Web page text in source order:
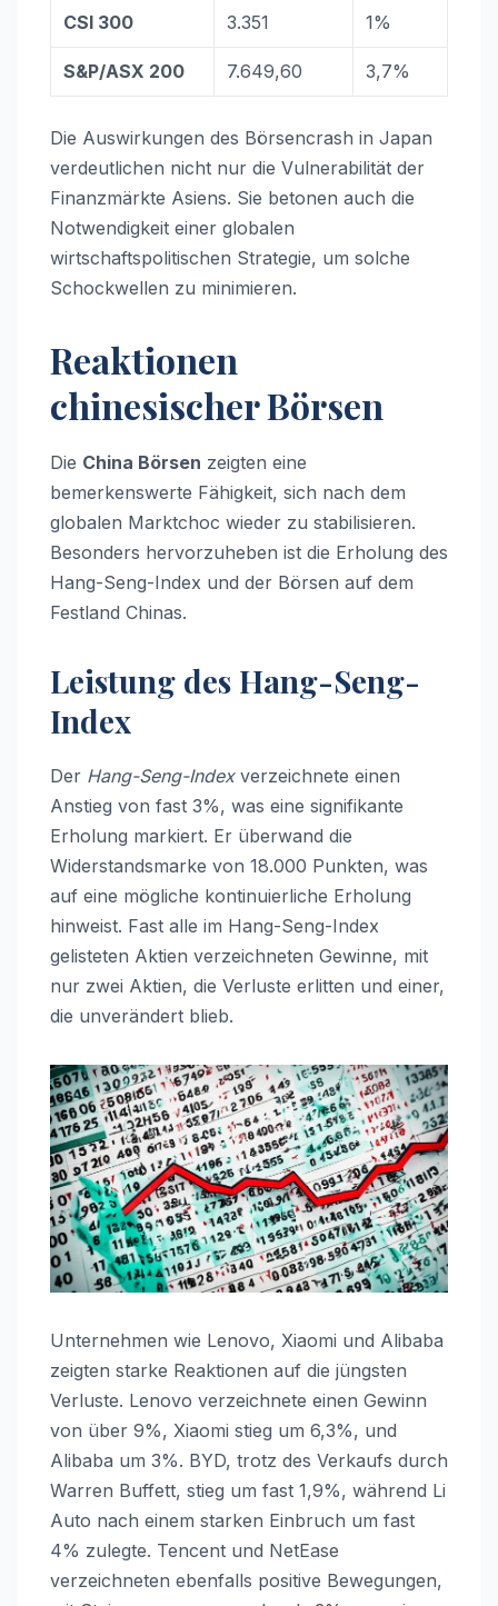
CSI 300 3.351 1%
S&P/ASX 200 7.649,60 3,7%
Die Auswirkungen des Börsencrash in Japan
verdeutlichen nicht nur die Vulnerabilität der
Finanzmärkte Asiens. Sie betonen auch die
Notwendigkeit einer globalen
wirtschaftspolitischen Strategie, um solche
Schockwellen zu minimieren.
Reaktionen
chinesischer Börsen
Die China Börsen zeigten eine
bemerkenswerte Fähigkeit, sich nach dem
globalen Marktchoc wieder zu stabilisieren.
Besonders hervorzuheben ist die Erholung des
Hang-Seng-Index und der Börsen auf dem
Festland Chinas.
Leistung des Hang-Seng-
Index
Der Hang-Seng-Indexverzeichnete einen
Anstieg von fast 3%, was eine signifikante
Erholung markiert. Er überwand die
Widerstandsmarke von 18.000 Punkten, was
auf eine mögliche kontinuierliche Erholung
hinweist. Fast alle im Hang-Seng-Index
gelisteten Aktien verzeichneten Gewinne, mit
nur zwei Aktien, die Verluste erlitten und einer,
die unverändert blieb.
Unternehmen wie Lenovo, Xiaomi und Alibaba
zeigten starke Reaktionen auf die jüngsten
Verluste. Lenovo verzeichnete einen Gewinn
von über 9%, Xiaomi stieg um 6,3%, und
Alibaba um 3%. BYD, trotz des Verkaufs durch
Warren Buffett, stieg um fast 1,9%, während Li
Auto nach einem starken Einbruch um fast
4% zulegte. Tencent und NetEase
verzeichneten ebenfalls positive Bewegungen,